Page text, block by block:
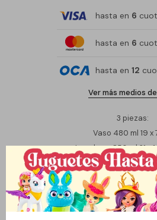
hasta en 6
hasta en 6
hasta en 12
Ver más medios
3 piezas:
Vaso 480 ml 19 x
Lonchera 850 ml 21 x
Cubiertos: cuchara
Variantes: